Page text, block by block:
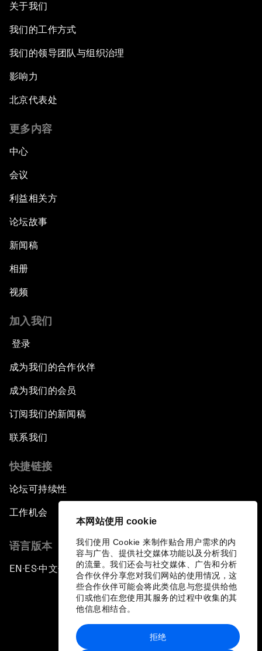
本网站使用 cookie
我们使用 Cookie 来制作贴合用户需求的内
容与广告、提供社交媒体功能以及分析我们
的流量。我们还会与社交媒体、广告和分析
合作伙伴分享您对我们网站的使用情况，这
些合作伙伴可能会将此类信息与您提供给他
们或他们在您使用其服务的过程中收集的其
他信息相结合。
拒绝
关于我们
我们的工作方式
我们的领导团队与组织治理
影响力
北京代表处
更多内容
中心
会议
利益相关方
论坛故事
新闻稿
相册
视频
加入我们
登录
成为我们的合作伙伴
成为我们的会员
订阅我们的新闻稿
联系我们
快捷链接
论坛可持续性
工作机会
语言版本
EN ▪ES▪中文▪ 日本語